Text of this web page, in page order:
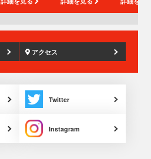
アクセス
Twitter
Instagram